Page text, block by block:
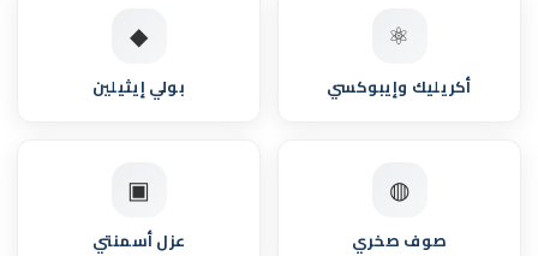
⚛
أكريليك وإيبوكسي
◆
بولي إيثيلين
◍
صوف صخري
▣
عزل أسمنتي